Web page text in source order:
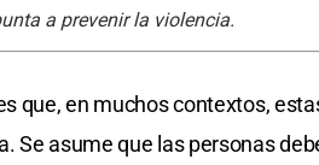
a prevenir la violencia.
que, en muchos contextos,
Se asume que las personas